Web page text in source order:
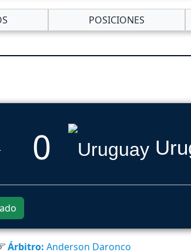
POSICIONES
0
Árbitro: Anderson Daronco